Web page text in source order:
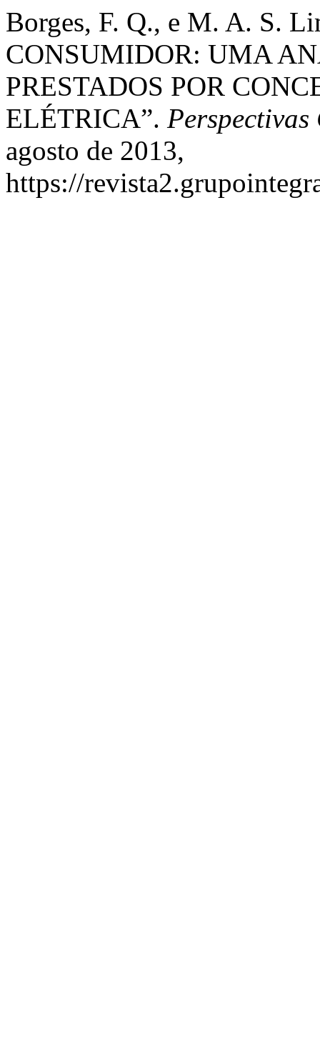
Borges, F. Q., e M. A. S.
CONSUMIDOR: UMA
PRESTADOS POR
ELÉTRICA”. Perspectivas
agosto de 2013,
https://